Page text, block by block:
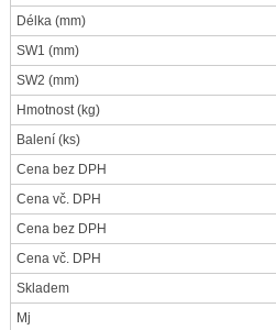
Délka (mm)
SW1 (mm)
SW2 (mm)
Hmotnost(kg)
Balení (ks)
Cena bez DPH
Cena vč. DPH
Cena bez DPH
Cena vč. DPH
Skladem
Mj